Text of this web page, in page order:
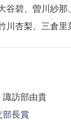
谷碧、曽川紗
川杏梨、三倉
諏訪部由貴
部長賞